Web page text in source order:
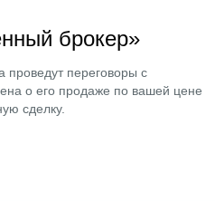
брокер»
проведут переговоры с
о его продаже по вашей цене
сделку.